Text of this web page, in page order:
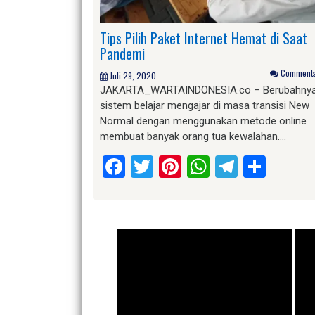
Tips Pilih Paket Internet Hemat di Saat
Pandemi
Juli 29, 2020
JAKARTA_WARTAINDONESIA.co –
sistem belajar mengajar di masa transisi New
Normal dengan menggunakan metode online
membuat banyak orang tua kewalahan….
Facebook
Twitter
Pinterest
WhatsApp
Telegram